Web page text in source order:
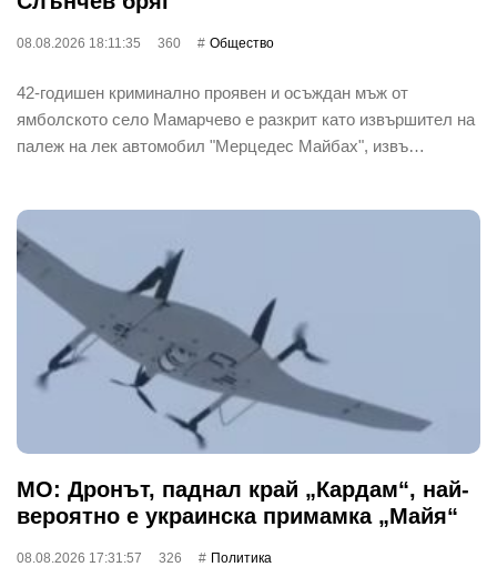
08.08.2026 18:11:35 360 Общество
42-годишен криминално проявен и осъждан мъж от
ямболското село Мамарчево е разкрит като извършител на
палеж на лек автомобил "Мерцедес Майбах", извъ…
МО: Дронът, паднал край „Кардам“, най-
вероятно е украинска примамка „Майя“
08.08.2026 17:31:57 326 Политика